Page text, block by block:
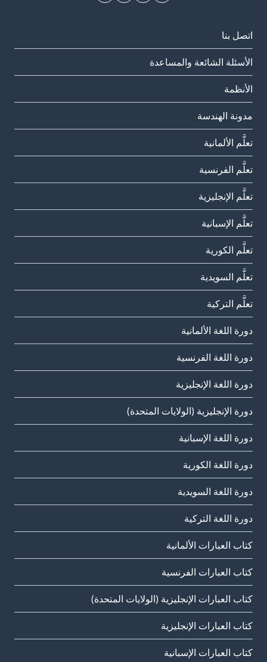
اتصل بنا
الأسئلة الشائعة والمساعدة
الأنظمة
مدونة الهندسة
تعلَّم الألمانية
تعلَّم الفرنسية
تعلَّم الإنجليزية
تعلَّم الإسبانية
تعلَّم الكورية
تعلَّم السويدية
تعلَّم التركية
دورة اللغة الألمانية
دورة اللغة الفرنسية
دورة اللغة الإنجليزية
دورة الإنجليزية (الولايات المتحدة)
دورة اللغة الإسبانية
دورة اللغة الكورية
دورة اللغة السويدية
دورة اللغة التركية
كتاب العبارات الألمانية
كتاب العبارات الفرنسية
كتاب العبارات الإنجليزية (الولايات المتحدة)
كتاب العبارات الإنجليزية
كتاب العبارات الإسبانية